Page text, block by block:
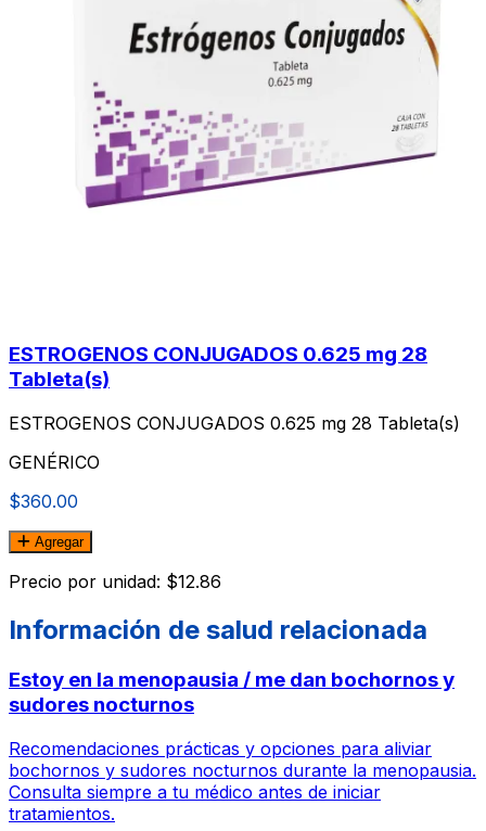
ESTROGENOS CONJUGADOS 0.625 mg 28
Tableta(s)
ESTROGENOS CONJUGADOS 0.625 mg 28 Tableta(s)
GENÉRICO
$360.00
Agregar
Precio por unidad: $12.86
Información de salud relacionada
Estoy en la menopausia / me dan bochornos y
sudores nocturnos
Recomendaciones prácticas y opciones para aliviar
bochornos y sudores nocturnos durante la menopausia.
Consulta siempre a tu médico antes de iniciar
tratamientos.